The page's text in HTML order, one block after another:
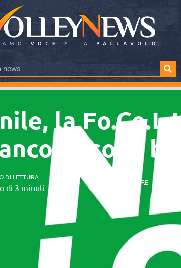
la Fo.Co.L
al
DI LETTURA
di 3 minuti SHARE